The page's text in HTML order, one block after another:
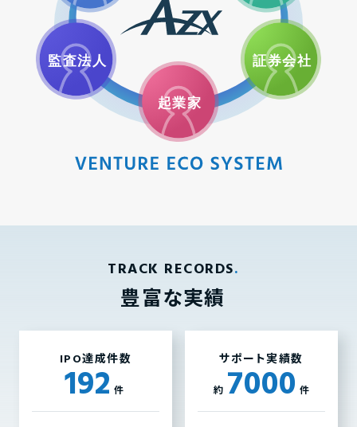
TRACK RECORDS
豊富な実績
IPO達成件数
192 件
サポート実績数
約 7000 件